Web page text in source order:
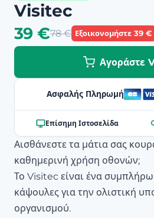
Visitec
39 €78 € Εξοικονομήστε 39 €
Αγοράστε
Ασφαλής Πληρωμή
Επίσημη Ιστοσελίδα
Αισθάνεστε τα μάτια σας
καθημερινή χρήση οθονών;
Το Visitec είναι ένα
κάψουλες για την ολιστική
οργανισμού.